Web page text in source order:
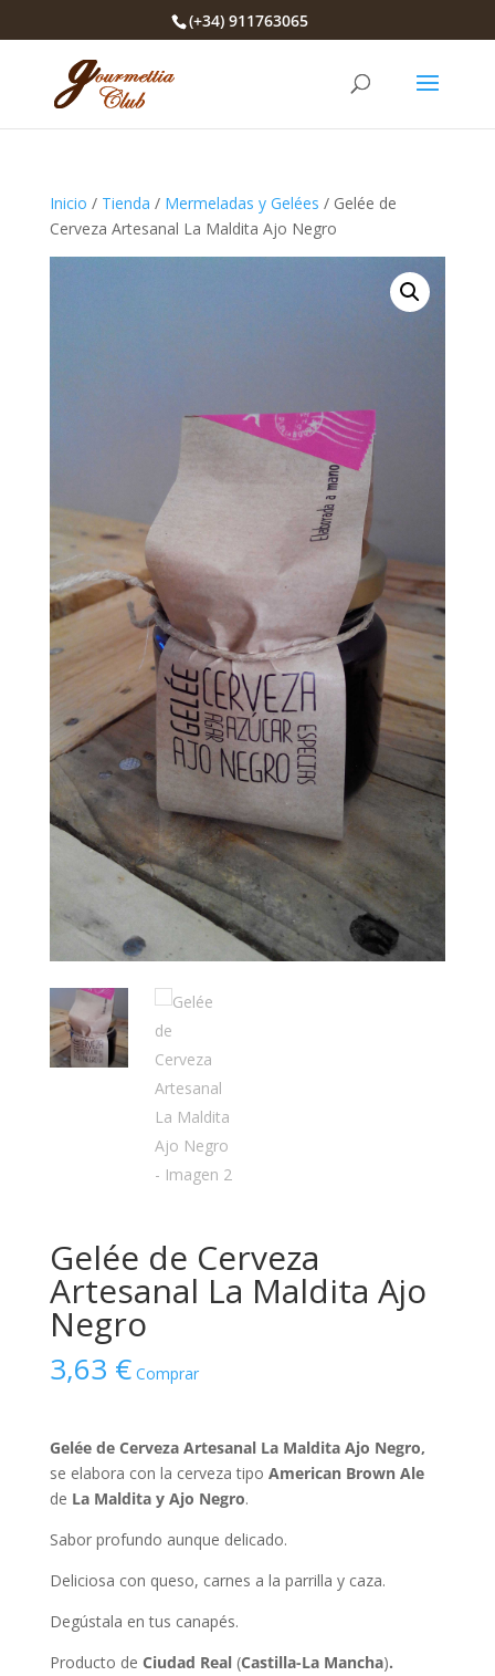
(+34) 911763065
Inicio / Tienda / Mermeladas y Gelées / Gelée de
Cerveza Artesanal La Maldita Ajo Negro
Gelée de Cerveza
Artesanal La Maldita Ajo
Negro
3,63 € Comprar
Gelée de Cerveza Artesanal La Maldita Ajo Negro,
se elabora con la cerveza tipo American Brown Ale
de La Maldita y Ajo Negro.
Sabor profundo aunque delicado.
Deliciosa con queso, carnes a la parrilla y caza.
Degústala en tus canapés.
Producto de Ciudad Real (Castilla-La Mancha).